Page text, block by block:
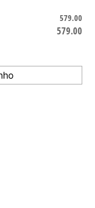
579.00
579.00